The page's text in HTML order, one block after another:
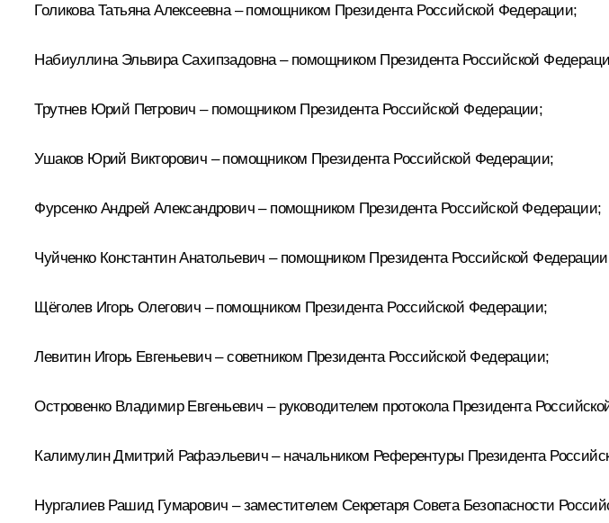
Голикова Татьяна Алексеевна– помощником Президента Российской Федерации;
Набиуллина Эльвира Сахипзадовна– помощником Президента Российской
Трутнев Юрий Петрович – помощником Президента Российской Федерации;
Ушаков Юрий Викторович – помощником Президента Российской Федерации;
Фурсенко Андрей Александрович – помощником Президента Российской Федерации;
Чуйченко Константин Анатольевич – помощником Президента Российской
Щёголев Игорь Олегович – помощником Президента Российской Федерации;
Левитин Игорь Евгеньевич – советником Президента Российской Федерации;
Островенко Владимир Евгеньевич – руководителем протокола Президента
Калимулин Дмитрий Рафаэльевич – начальником Референтуры Президента
Нургалиев Рашид Гумарович – заместителем Секретаря Совета Безопасности